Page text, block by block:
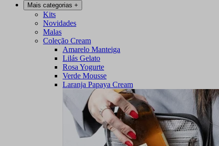
Mais categorias +
Kits
Novidades
Malas
Coleção Cream
Amarelo Manteiga
Lilás Gelato
Rosa Yogurte
Verde Mousse
Laranja Papaya Cream